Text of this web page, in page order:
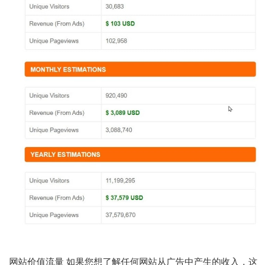
网站价值流量 如果您想了解任何网站从广告中产生的收入，这